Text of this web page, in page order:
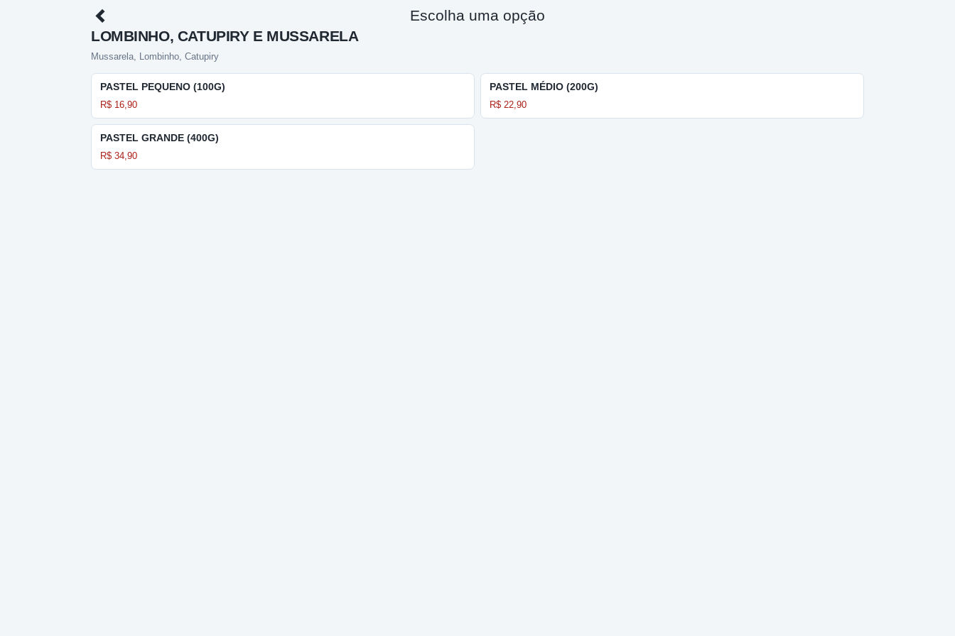
Escolha uma opção
LOMBINHO, CATUPIRY E MUSSARELA
Mussarela, Lombinho, Catupiry
PASTEL PEQUENO (100G)
R$ 16,90
PASTEL MÉDIO (200G)
R$ 22,90
PASTEL GRANDE (400G)
R$ 34,90